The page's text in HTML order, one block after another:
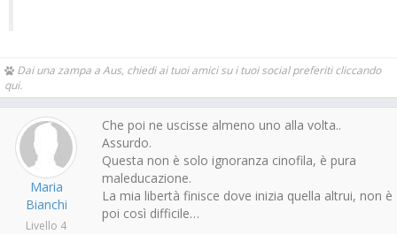
Dai una zampa a Aus, chiedi ai tuoi amici su i tuoi social preferiti cliccando
qui.
Maria
Bianchi
Livello 4
Che poi ne uscisse almeno uno alla volta..
Assurdo.
Questa non è solo ignoranza cinofila, è pura
maleducazione.
La mia libertà finisce dove inizia quella altrui, non è
poi così difficile…